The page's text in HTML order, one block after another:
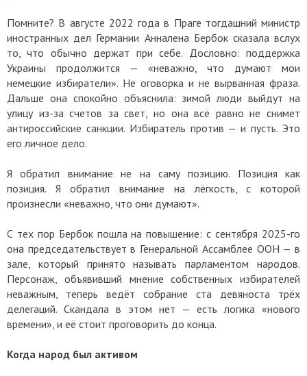
Помните? В августе 2022 года в Праге тогдашний министр
иностранных дел Германии Анналена Бербок сказала вслух
то, что обычно держат при себе. Дословно: поддержка
Украины продолжится — «неважно, что думают мои
немецкие избиратели». Не оговорка и не вырванная фраза.
Дальше она спокойно объяснила: зимой люди выйдут на
улицу из-за счетов за свет, но она всё равно не снимет
антироссийские санкции. Избиратель против — и пусть. Это
его личное дело.
Я обратил внимание не на саму позицию. Позиция как
позиция. Я обратил внимание на лёгкость, с которой
произнесли «неважно, что они думают».
С тех пор Бербок пошла на повышение: с сентября 2025-го
она председательствует в Генеральной Ассамблее ООН — в
зале, который принято называть парламентом народов.
Персонаж, объявивший мнение собственных избирателей
неважным, теперь ведёт собрание ста девяноста трёх
делегаций. Скандала в этом нет — есть логика «нового
времени», и её стоит проговорить до конца.
Когда народ был активом